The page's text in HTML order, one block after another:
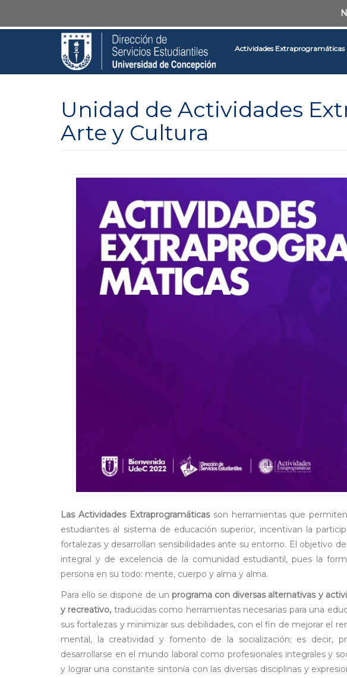
Actividades Extraprogramáticas
Unidad de Actividades
Arte y Cultura
Las Actividades Extraprogramáticasson herramientas que
estudiantes al sistema de educación superior, incentivan la
fortalezas y desarrollan sensibilidades ante su entorno. El objetivo
integral y de excelencia de la comunidad estudiantil, pues la
persona en su todo: mente, cuerpo y alma y alma.
Para ello se dispone de un programa con diversas alternativas y
y recreativo, traducidas como herramientas necesarias para una
sus fortalezas y minimizar sus debilidades, con el fin de mejorar el
mental, la creatividad y fomento de la socialización; es decir,
desarrollarse en el mundo laboral como profesionales integrales y
y lograr una constante sintonía con las diversas disciplinas y